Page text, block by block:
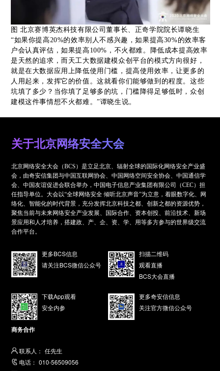
图 北京赛博英杰科技有限公司董事长、正奇学院院长谭晓生
“如果你提高20%的效率别人不感兴趣，如果提高30%的效率客
户会认真评估，如果提高100%，不火都难。降低成本提高效率
是天然的追求，而天工大数据建模众创平台的模式方向很好，
就是在大数据应用上降低使用门槛，提高使用效率，让更多的
人用起来，发挥它的价值。这就看你们能够做到的程度。这些
坑填了多少？当你填了足够多的坑，门槛降得足够低时，众创
建模这件事情想不火都难。”谭晓生说。
关于北京网络安全大会
北京网络安全大会（BCS）是立足北京、辐射全球的国际化网络安全产业盛
会，由奇安信集团与中国互联网协会、中国网络空间安全协会、中国通信学
会、中国友谊促进会联合举办，中国电子信息产业集团有限公司（CEC）担
任指导单位。大会以“全球网络安全 倾听北京声音”为立意，着眼数字化、网
络化、智能化的时代背景，充分发挥北京科技之都、创新之都的资源优势，
聚焦当前与未来网络安全产业发展、国际合作、资本创投、前沿技术、新场
景应用和人才培养，搭建政、产、企、资、学、用等多方参与的世界级交流
合作平台。
更多BCS信息
请关注BCS微信公众号
扫描二维码
观看直播
BCS大会直播
下载App观看
安全内参
更多奇安信信息
关注官方微信公众号
商务合作
联系人： 任先生
电话： 010-56509056